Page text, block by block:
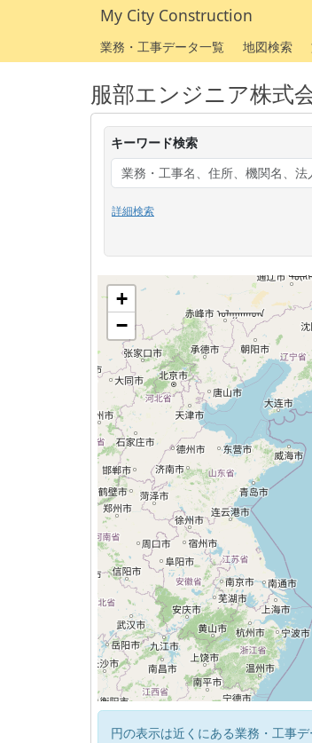
My City Construction
業務・工事データ一覧
地図検索
服部エンジニア株式
キーワード検索
詳細検索
+
−
円の表示は近くにある業務・工事